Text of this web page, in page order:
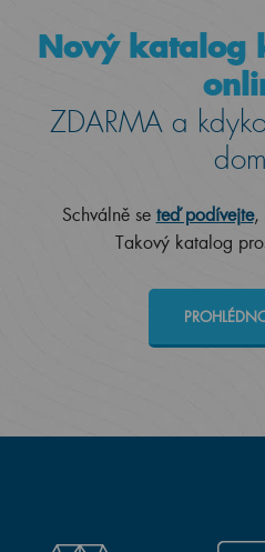
Nový katalog
ZDARMA a
Schválně se teď podívejte,
Takový katalog